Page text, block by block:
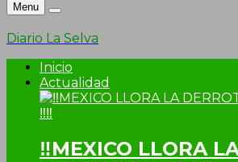
Menu
Diario La Selva
Inicio
Actualidad
‼MEXICO LLORA